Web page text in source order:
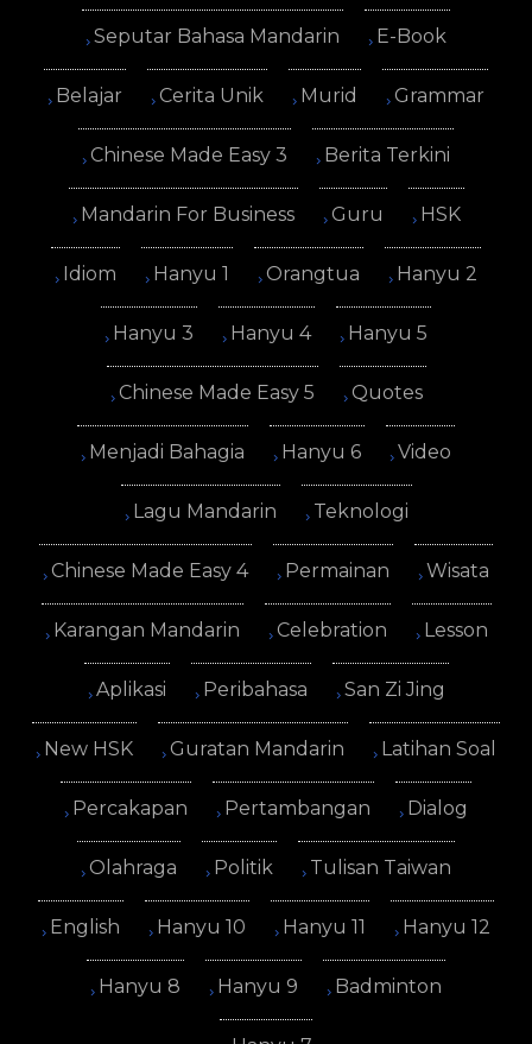
Seputar Bahasa Mandarin E-Book
Belajar Cerita Unik Murid Grammar
Chinese Made Easy 3 Berita Terkini
Mandarin For Business Guru HSK
Idiom Hanyu 1 Orangtua Hanyu 2
Hanyu 3 Hanyu 4 Hanyu 5
Chinese Made Easy 5 Quotes
Menjadi Bahagia Hanyu 6 Video
Lagu Mandarin Teknologi
Chinese Made Easy 4 Permainan Wisata
Karangan Mandarin Celebration Lesson
Aplikasi Peribahasa San Zi Jing
New HSK Guratan Mandarin Latihan Soal
Percakapan Pertambangan Dialog
Olahraga Politik Tulisan Taiwan
English Hanyu 10 Hanyu 11 Hanyu 12
Hanyu 8 Hanyu 9 Badminton